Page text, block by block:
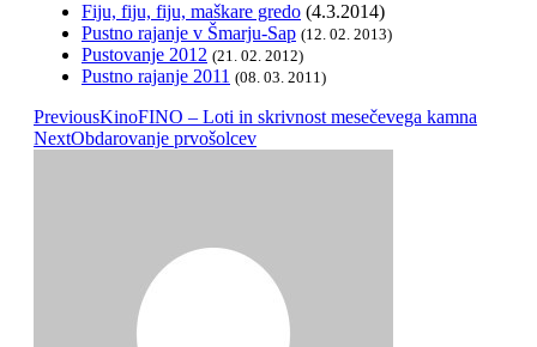
Fiju, fiju, fiju, maškare gredo (4.3.2014)
Pustno rajanje v Šmarju-Sap (12. 02. 2013)
Pustovanje 2012 (21. 02. 2012)
Pustno rajanje 2011 (08. 03. 2011)
PreviousKinoFINO – Loti in skrivnost mesečevega kamna
NextObdarovanje prvošolcev